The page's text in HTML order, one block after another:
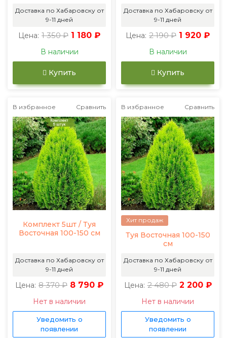
Доставка по Хабаровску от
9-11 дней
Цена: 1 350 ₽ 1 180 ₽
В наличии
Купить
Доставка по Хабаровску от
9-11 дней
Цена: 2 190 ₽ 1 920 ₽
В наличии
Купить
В избранное Сравнить
Комплект 5шт / Туя
Восточная 100-150 см
Доставка по Хабаровску от
9-11 дней
Цена: 8 370 ₽ 8 790 ₽
Нет в наличии
Уведомить о
появлении
В избранное Сравнить
Хит продаж
Туя Восточная 100-150
см
Доставка по Хабаровску от
9-11 дней
Цена: 2 480 ₽ 2 200 ₽
Нет в наличии
Уведомить о
появлении